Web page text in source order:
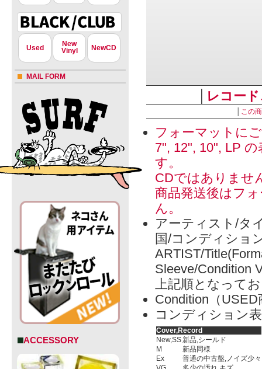
Used
New
Vinyl
NewCD
MAIL FORM
ACCESSORY
レコー
この
フォーマットに
7", 12", 10", LP
す。
CDではありませ
商品発送後はフ
ん。
アーティスト/タ
国/コンディショ
ARTIST/
Sleeve/Condition
上記順となって
Condition（
コンディション
Cover,Record
New,SS新品,シールド
M
新品同様
Ex
普通の中古盤,ノイズ少々